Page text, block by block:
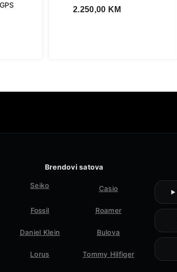
2.250,00 KM
Brendovi satova
Seiko Casio
Fossil Roamer
Daniel Klein Bulova
Lorus Tommy Hilfiger